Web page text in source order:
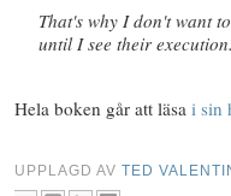
That's why I don't want
until I see their execution.
Hela boken går att läsa i sin
UPPLAGD AVTED